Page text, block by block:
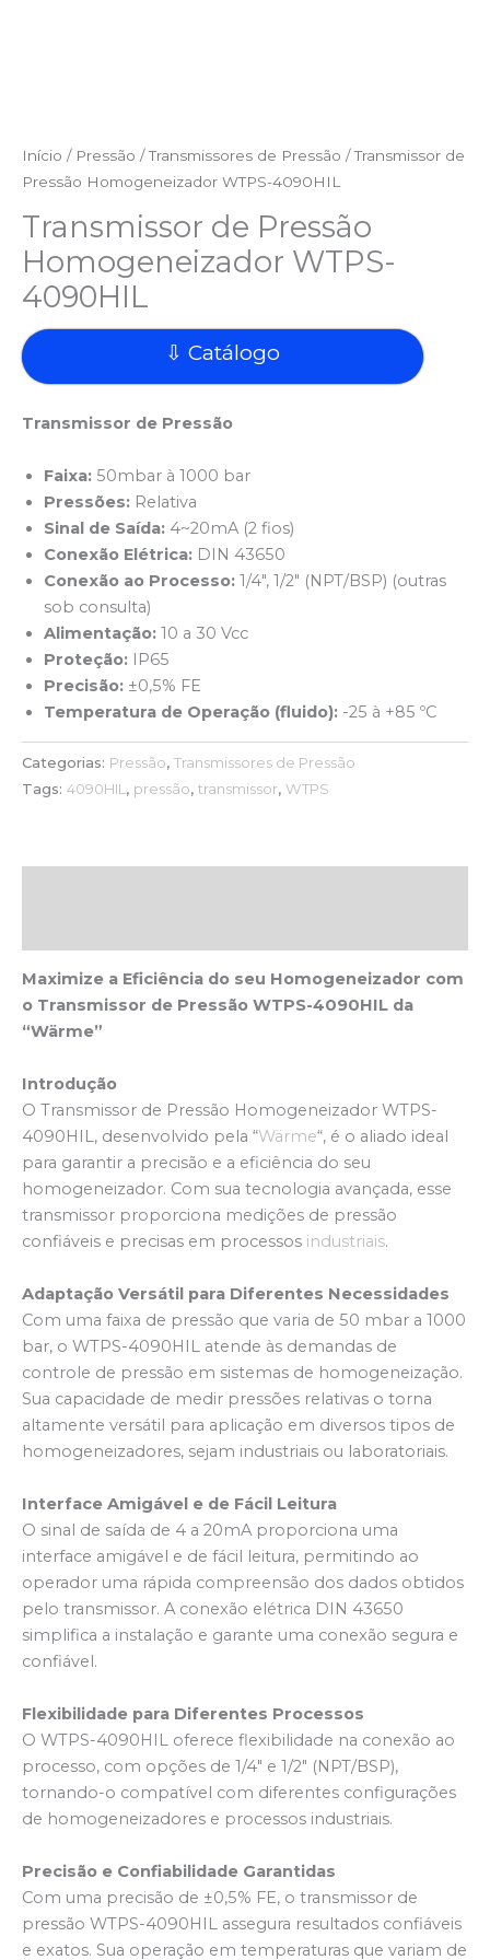
Início / Pressão /Transmissores de Pressão / Transmissor de
Pressão Homogeneizador WTPS-4090HIL
Transmissor de Pressão
Homogeneizador WTPS-
4090HIL
⇩ Catálogo
Transmissor de Pressão
Faixa: 50mbar à 1000 bar
Pressões: Relativa
Sinal de Saída: 4~20mA (2 fios)
Conexão Elétrica: DIN 43650
Conexão ao Processo: 1/4″, 1/2″ (NPT/BSP) (outras
sob consulta)
Alimentação: 10 a 30 Vcc
Proteção: IP65
Precisão: ±0,5% FE
Temperatura de Operação (fluido): -25 à +85 ºC
Categorias: Pressão, Transmissores de Pressão
Tags: 4090HIL, pressão, transmissor, WTPS
Maximize a Eficiência do seu Homogeneizador com
o Transmissor de Pressão WTPS-4090HIL da
“Wärme”
Introdução
O Transmissor de Pressão Homogeneizador WTPS-
4090HIL, desenvolvido pela “Wärme“, é o aliado ideal
para garantir a precisão e a eficiência do seu
homogeneizador. Com sua tecnologia avançada, esse
transmissor proporciona medições de pressão
confiáveis e precisas em processos industriais.
Adaptação Versátil para Diferentes Necessidades
Com uma faixa de pressão que varia de 50 mbar a 1000
bar, o WTPS-4090HIL atende às demandas de
controle de pressão em sistemas de homogeneização.
Sua capacidade de medir pressões relativas o torna
altamente versátil para aplicação em diversos tipos de
homogeneizadores, sejam industriais ou laboratoriais.
Interface Amigável e de Fácil Leitura
O sinal de saída de 4 a 20mA proporciona uma
interface amigável e de fácil leitura, permitindo ao
operador uma rápida compreensão dos dados obtidos
pelo transmissor. A conexão elétrica DIN 43650
simplifica a instalação e garante uma conexão segura e
confiável.
Flexibilidade para Diferentes Processos
O WTPS-4090HIL oferece flexibilidade na conexão ao
processo, com opções de 1/4″ e 1/2″ (NPT/BSP),
tornando-o compatível com diferentes configurações
de homogeneizadores e processos industriais.
Precisão e Confiabilidade Garantidas
Com uma precisão de ±0,5% FE, o transmissor de
pressão WTPS-4090HIL assegura resultados confiáveis
e exatos. Sua operação em temperaturas que variam de